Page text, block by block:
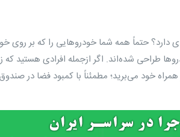
حتماً همه شما خودروهایی را که بر روی
طراحی شده‌اند. اگر ازجمله افرادی هستید
خود می‌برید؛ مطمئناً با کمبود فضا در